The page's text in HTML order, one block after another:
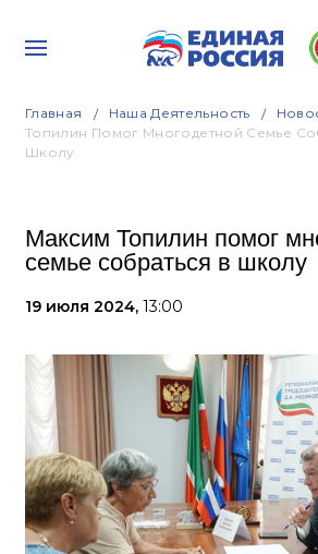
Главная Наша Деятельность
Топилин Помог Многодетной Семье
Школу
Максим Топилин помог
семье собраться в школу
19 июля 2024, 13:00